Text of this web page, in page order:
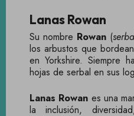
Lanas Rowan
Su nombre Rowan(
los arbustos que
en Yorkshire. Siempre
hojas de serbal en sus
Lanas Rowan es una
la inclusión,